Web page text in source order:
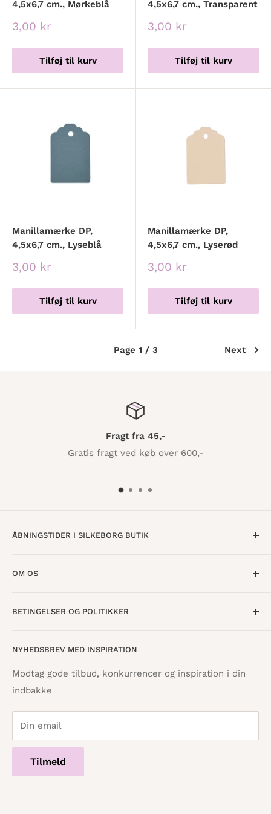
4,5x6,7 cm., Mørkeblå
Udsalgspris
3,00 kr
Tilføj til kurv
4,5x6,7 cm., Transparent
Udsalgspris
3,00 kr
Tilføj til kurv
Manillamærke DP,
4,5x6,7 cm., Lyseblå
Udsalgspris
3,00 kr
Tilføj til kurv
Manillamærke DP,
4,5x6,7 cm., Lyserød
Udsalgspris
3,00 kr
Tilføj til kurv
Page 1 / 3 Next
Fragt fra 45,-
Gratis fragt ved køb over 600,-
ÅBNINGSTIDER I SILKEBORG BUTIK
Fredag · 10:00 - 18:00
Vestergade 8
Tlf.: 86 82 09 25
Telefontid hverdage · 10:00 - 17:00
OM OS
Find butik
BETINGELSER OG POLITIKKER
Tilbagebetalingspolitik
Cookie- og privatlivspolitik
Servicevilkår
NYHEDSBREV MED INSPIRATION
Modtag gode tilbud, konkurrencer og inspiration i din
indbakke
Din email
Tilmeld